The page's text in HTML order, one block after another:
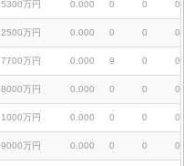
5300万円 0.000 0 0 0
2500万円 0.000 0 0 0
7700万円 0.000 9 0 0
8000万円 0.000 0 0 0
1000万円 0.000 0 0 0
9000万円 0.000 0 0 0